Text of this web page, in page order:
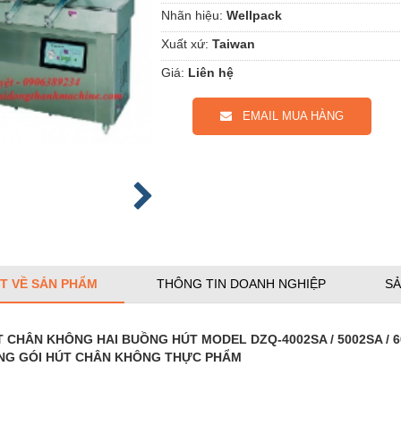
Nhãn hiệu: Wellpack
Xuất xứ: Taiwan
Giá: Liên hệ
EMAIL MUA HÀNG
VỀ SẢN PHẨM THÔNG TIN DOANH NGHIỆP
CHÂN KHÔNG HAI BUỒNG HÚT MODEL DZQ-4002SA / 5002SA /
GÓI HÚT CHÂN KHÔNG THỰC PHẨM